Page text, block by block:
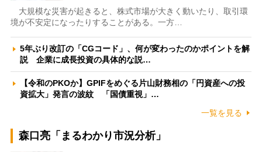
大規模な災害が起きると、株式市場が大きく動いたり、取引環
境が不安定になったりすることがある。一方…
5年ぶり改訂の「CGコード」、何が変わったのかポイントを解
説 企業に成長投資の具体的な説…
【令和のPKOか】GPIFをめぐる片山財務相の「円資産への投
資拡大」発言の波紋 「国債重視」…
一覧を見る
森口亮「まるわかり市況分析」